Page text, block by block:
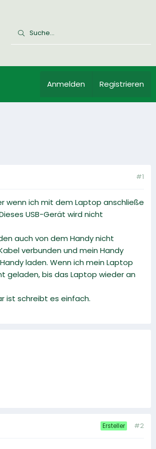
Anmelden Registrieren
#1
wenn ich mit dem Laptop anschließe
USB-Gerät wird nicht
auch von dem Handy nicht
verbunden und mein Handy
laden. Wenn ich mein Laptop
geladen, bis das Laptop wieder an
ist schreibt es einfach.
Ersteller #2